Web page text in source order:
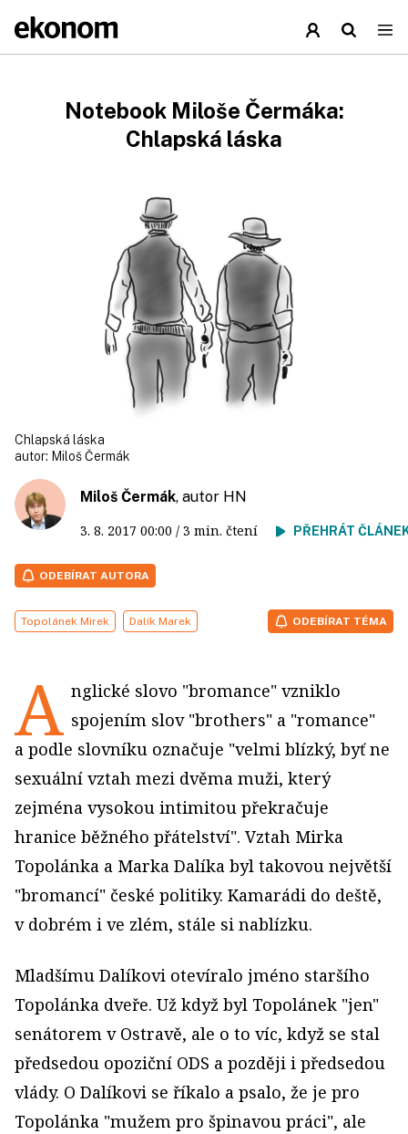
Notebook Miloše Čermáka:
Chlapská láska
Chlapská láska
autor: Miloš Čermák
Miloš Čermák, autor HN
3. 8. 2017 00:00 / 3 min. čtení PŘEHRÁT
ODEBÍRAT AUTORA
Topolánek Mirek Dalík Marek ODEBÍRAT TÉMA
A nglické slovo "bromance" vzniklo
spojením slov "brothers" a "romance"
a podle slovníku označuje "velmi blízký, byť ne
sexuální vztah mezi dvěma muži, který
zejména vysokou intimitou překračuje
hranice běžného přátelství". Vztah Mirka
Topolánka a Marka Dalíka byl takovou největší
"bromancí" české politiky. Kamarádi do deště,
v dobrém i ve zlém, stále si nablízku.
Mladšímu Dalíkovi otevíralo jméno staršího
Topolánka dveře. Už když byl Topolánek "jen"
senátorem v Ostravě, ale o to víc, když se stal
předsedou opoziční ODS a později i předsedou
vlády. O Dalíkovi se říkalo a psalo, že je pro
Topolánka "mužem pro špinavou práci", ale